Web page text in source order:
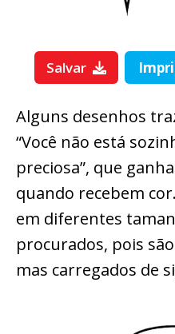
Salvar
Alguns desenhos
“Você não está
preciosa”, que
quando recebem
em diferentes
procurados, pois
mas carregados de